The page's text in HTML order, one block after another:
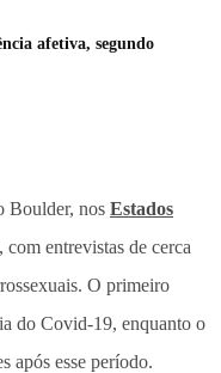
afetiva, segundo
Boulder, nos Estados
entrevistas de cerca
O primeiro
do Covid-19, enquanto o
após esse período.